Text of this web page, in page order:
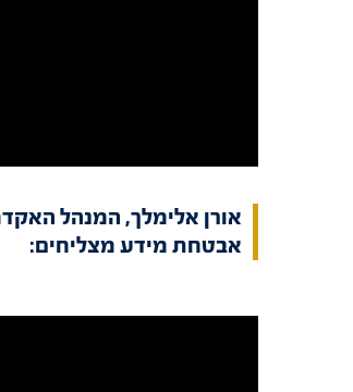
אבטחת מידע מצליחים: